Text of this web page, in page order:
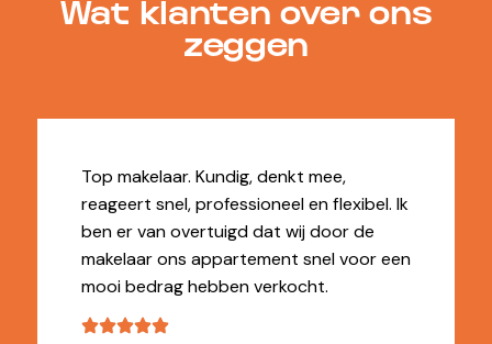
Wat klanten over ons
zeggen
Top makelaar. Kundig, denkt mee,
reageert snel, professioneel en flexibel. Ik
ben er van overtuigd dat wij door de
makelaar ons appartement snel voor een
mooi bedrag hebben verkocht.